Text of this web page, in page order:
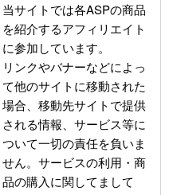
当サイトでは各ASPの商品
を紹介するアフィリエイト
に参加しています。
リンクやバナーなどによっ
て他のサイトに移動された
場合、移動先サイトで提供
される情報、サービス等に
ついて一切の責任を負いま
せん。サービスの利用・商
品の購入に関してまして